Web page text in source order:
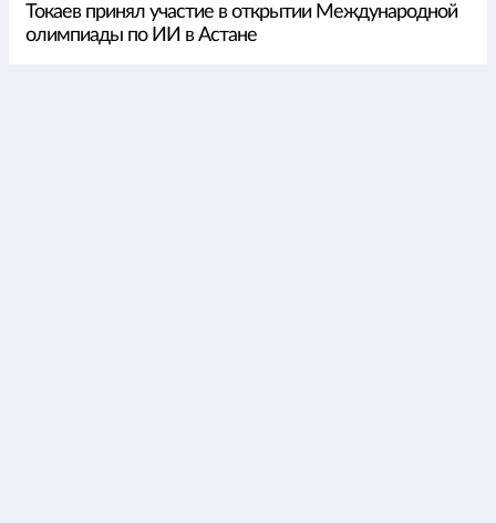
Токаев принял участие в открытии Международной
олимпиады по ИИ в Астане